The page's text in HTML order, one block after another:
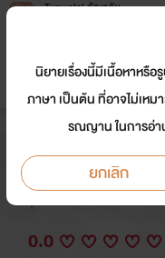
Tunwalai ธัญวลัย
หน้าแรก นิยาย
Just Love
นักเขียน: ฟองนมสด
Y
0.0
นิยายเรื่องนี้มีเนื้อหาหรื
ภาษา เป็นต้น ที่อาจไม่เห
รณญาน ในการอ่า
ยกเลิก